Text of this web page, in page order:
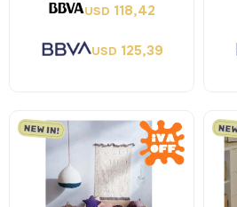
USD 118,42
USD 125,39